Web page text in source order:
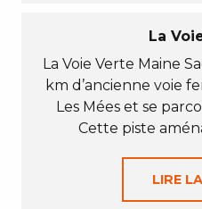
La
La Voie Verte Maine
km d’ancienne voie
Les Mées et se
Cette piste
LIRE